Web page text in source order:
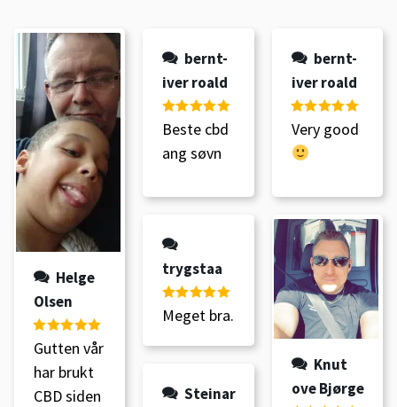
Olsen
Vurdert
av
Gutten vår
har brukt
CBD siden
iver roald
Vurdert5av
Beste cbd
ang søvn
iver roald
Vurdert5av
5
Very good
trygstaa
Vurdert 5av
Meget bra.
ove Bjørge
Steinar